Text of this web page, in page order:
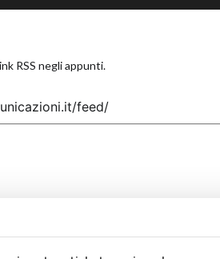
RSS negli appunti.
RSS negli appunti.